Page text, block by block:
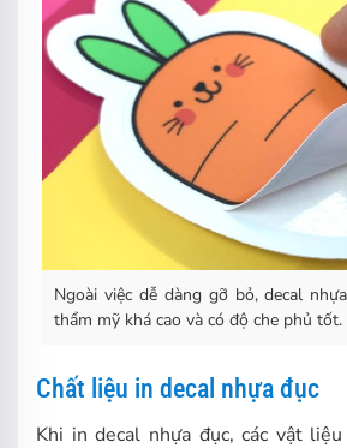
Ngoài việc dễ dàng gỡ bỏ, decal
thẩm mỹ khá cao và có độ che phủ tốt.
Chất liệu in decal nhựa đục
Khi in decal nhựa đục, các vật